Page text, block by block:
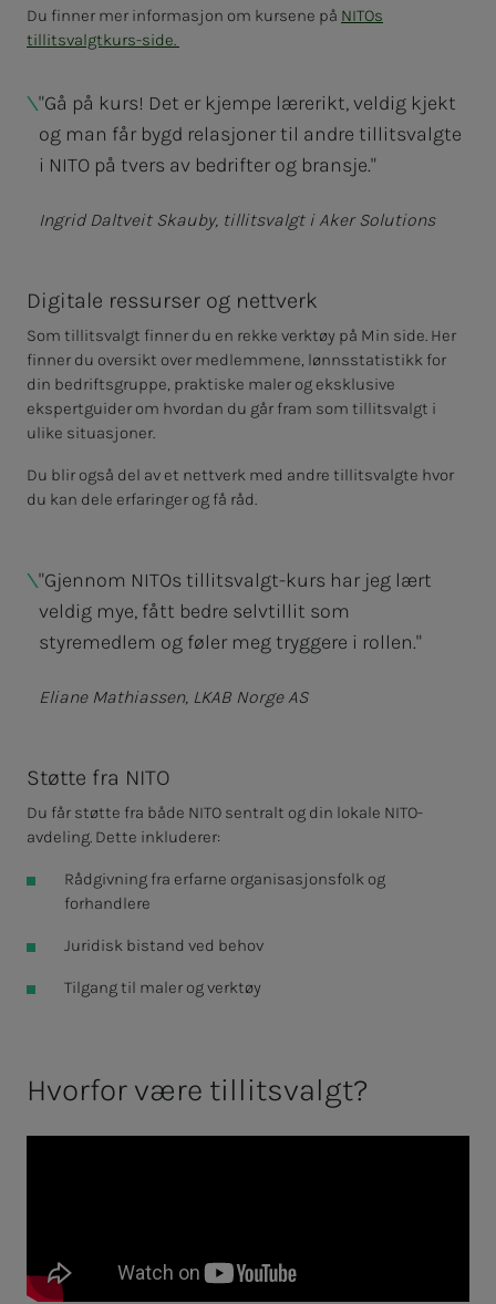
Du finner mer informasjon om kursene på NITOs
tillitsvalgtkurs-side.
"Gå på kurs! Det er kjempe lærerikt, veldig kjekt
og man får bygd relasjoner til andre tillitsvalgte
i NITO på tvers av bedrifter og bransje."
Ingrid Daltveit Skauby, tillitsvalgt i Aker Solutions
Digitale ressurser og nettverk
Som tillitsvalgt finner du en rekke verktøy på Min side. Her
finner du oversikt over medlemmene, lønnsstatistikk for
din bedriftsgruppe, praktiske maler og eksklusive
ekspertguider om hvordan du går fram som tillitsvalgt i
ulike situasjoner.
Du blir også del av et nettverk med andre tillitsvalgte hvor
du kan dele erfaringer og få råd.
"Gjennom NITOs tillitsvalgt-kurs har jeg lært
veldig mye, fått bedre selvtillit som
styremedlem og føler meg tryggere i rollen."
Eliane Mathiassen, LKAB Norge AS
Støtte fra NITO
Du får støtte fra både NITO sentralt og din lokale NITO-
avdeling. Dette inkluderer:
Rådgivning fra erfarne organisasjonsfolk og
forhandlere
Juridisk bistand ved behov
Tilgang til maler og verktøy
Hvor­­­­­for være til­­­­­lits­valgt?